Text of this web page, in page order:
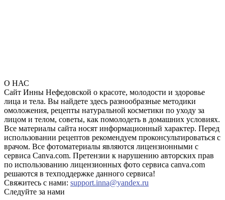
О НАС
Сайт Инны Нефедовской о красоте, молодости и здоровье
лица и тела. Вы найдете здесь разнообразные методики
омоложения, рецепты натуральной косметики по уходу за
лицом и телом, советы, как помолодеть в домашних условиях.
Все материалы сайта носят информационный характер. Перед
использовании рецептов рекомендуем проконсультироваться с
врачом. Все фотоматериалы являются лицензионными с
сервиса Canva.com. Претензии к нарушению авторских прав
по использованию лицензионных фото сервиса canva.com
решаются в техподдержке данного сервиса!
Свяжитесь с нами: support.inna@yandex.ru
Следуйте за нами